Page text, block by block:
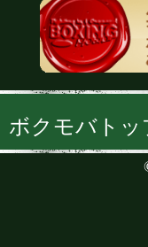
ボクモバトッ